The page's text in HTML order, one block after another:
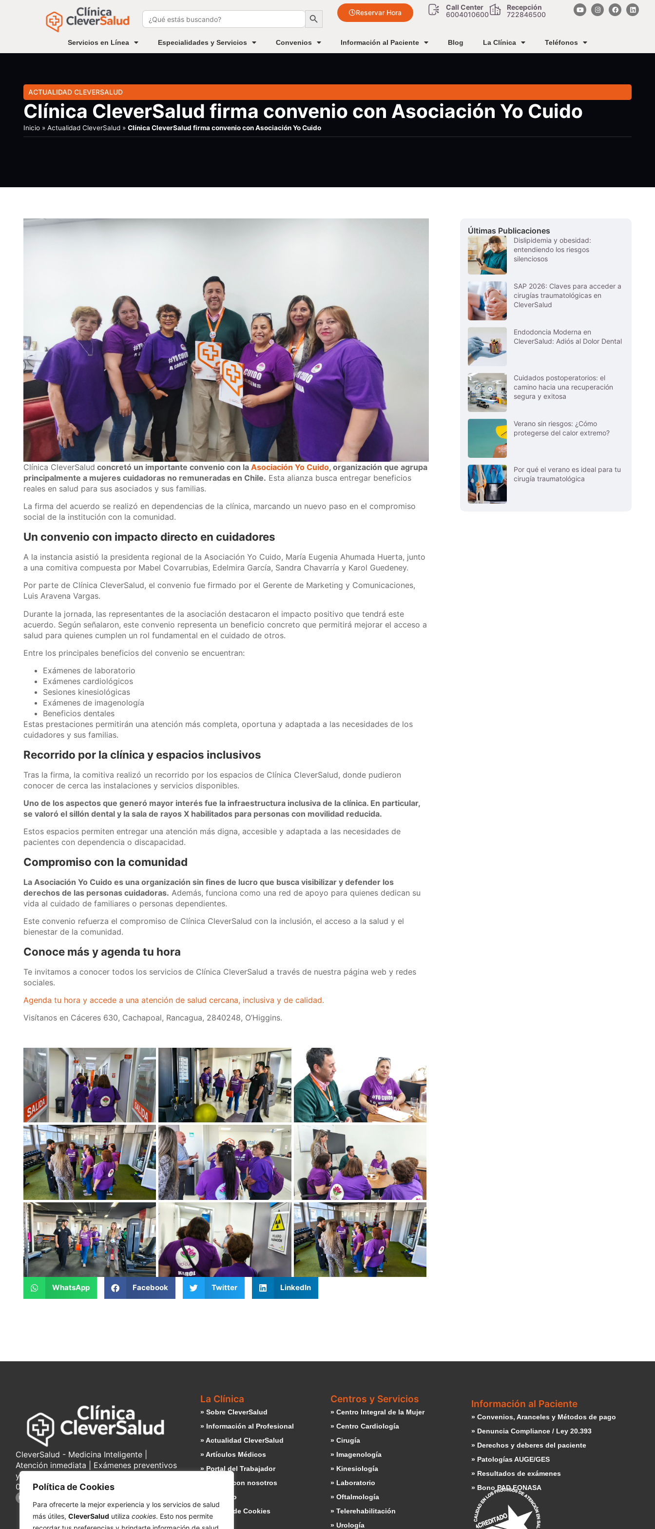
Política de Cookies
Para ofrecerte la mejor experiencia y los servicios de salud
más útiles, CleverSalud utiliza cookies. Esto nos permite
Buscar: Botón de búsquedaReservar Hora
Call Center
6004010600
Recepción
722846500
Servicios en Línea Especialidades y Servicios Convenios Información al Paciente Blog La Clínica Teléfonos
ACTUALIDAD CLEVERSALUD
Clínica CleverSalud firma convenio con Asociación Yo Cuido
Inicio » Actualidad CleverSalud » Clínica CleverSalud firma convenio con Asociación Yo Cuido
Clínica CleverSalud concretó un importante convenio con la Asociación Yo Cuido, organización que agrupa
principalmente a mujeres cuidadoras no remuneradas en Chile. Esta alianza busca entregar beneficios
reales en salud para sus asociados y sus familias.
La firma del acuerdo se realizó en dependencias de la clínica, marcando un nuevo paso en el compromiso
social de la institución con la comunidad.
Un convenio con impacto directo en cuidadores
A la instancia asistió la presidenta regional de la Asociación Yo Cuido, María Eugenia Ahumada Huerta, junto
a una comitiva compuesta por Mabel Covarrubias, Edelmira García, Sandra Chavarría y Karol Guedeney.
Por parte de Clínica CleverSalud, el convenio fue firmado por el Gerente de Marketing y Comunicaciones,
Luis Aravena Vargas.
Durante la jornada, las representantes de la asociación destacaron el impacto positivo que tendrá este
acuerdo. Según señalaron, este convenio representa un beneficio concreto que permitirá mejorar el acceso a
salud para quienes cumplen un rol fundamental en el cuidado de otros.
Entre los principales beneficios del convenio se encuentran:
Exámenes de laboratorio
Exámenes cardiológicos
Sesiones kinesiológicas
Exámenes de imagenología
Beneficios dentales
Estas prestaciones permitirán una atención más completa, oportuna y adaptada a las necesidades de los
cuidadores y sus familias.
Recorrido por la clínica y espacios inclusivos
Tras la firma, la comitiva realizó un recorrido por los espacios de Clínica CleverSalud, donde pudieron
conocer de cerca las instalaciones y servicios disponibles.
Uno de los aspectos que generó mayor interés fue la infraestructura inclusiva de la clínica. En particular,
se valoró el sillón dental y la sala de rayos X habilitados para personas con movilidad reducida.
Estos espacios permiten entregar una atención más digna, accesible y adaptada a las necesidades de
pacientes con dependencia o discapacidad.
Compromiso con la comunidad
La Asociación Yo Cuido es una organización sin fines de lucro que busca visibilizar y defender los
derechos de las personas cuidadoras. Además, funciona como una red de apoyo para quienes dedican su
vida al cuidado de familiares o personas dependientes.
Este convenio refuerza el compromiso de Clínica CleverSalud con la inclusión, el acceso a la salud y el
bienestar de la comunidad.
Conoce más y agenda tu hora
Te invitamos a conocer todos los servicios de Clínica CleverSalud a través de nuestra página web y redes
sociales.
Agenda tu hora y accede a una atención de salud cercana, inclusiva y de calidad.
Visítanos en Cáceres 630, Cachapoal, Rancagua, 2840248, O’Higgins.
WhatsApp Facebook Twitter LinkedIn
Últimas Publicaciones
Dislipidemia y obesidad:
entendiendo los riesgos
silenciosos
SAP 2026: Claves para acceder a
cirugías traumatológicas en
CleverSalud
Endodoncia Moderna en
CleverSalud: Adiós al Dolor Dental
Cuidados postoperatorios: el
camino hacia una recuperación
segura y exitosa
Verano sin riesgos: ¿Cómo
protegerse del calor extremo?
Por qué el verano es ideal para tu
cirugía traumatológica
CleverSalud - Medicina Inteligente |
Atención inmediata | Exámenes preventivos
y consultas médicas | Laboratorio desde
07:00am | Cáceres 630, Rancagua. Chile
La Clínica
» Sobre CleverSalud
» Información al Profesional
» Actualidad CleverSalud
» Artículos Médicos
» Portal del Trabajador
» Trabaja con nosotros
» Contacto
» Política de Cookies
Centros y Servicios
» Centro Integral de la Mujer
» Centro Cardiología
» Cirugía
» Imagenología
» Kinesiología
» Laboratorio
» Oftalmología
» Telerehabilitación
» Urología
Información al Paciente
» Convenios, Aranceles y Métodos de pago
» Denuncia Compliance / Ley 20.393
» Derechos y deberes del paciente
» Patologías AUGE/GES
» Resultados de exámenes
» Bono PAD FONASA